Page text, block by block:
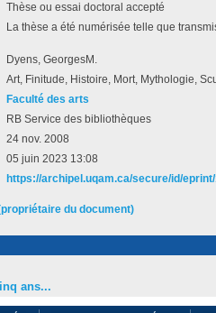
Thèse ou essai doctoral accepté
La thèse a été numérisée telle que
Dyens, GeorgesM.
Art, Finitude, Histoire, Mort, Mythologie,
Faculté des arts
RB Service des bibliothèques
24 nov. 2008
05 juin 2023 13:08
https://archipel.uqam.ca/secure/id/
du document)
ans...